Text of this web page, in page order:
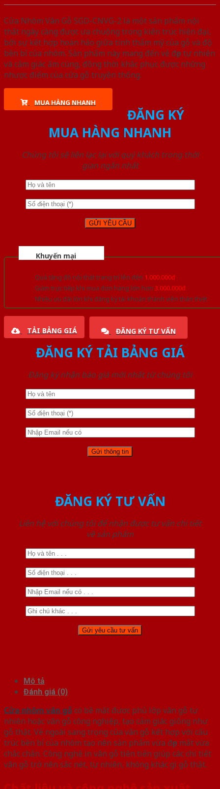
Cửa Nhôm Vân Gỗ SGD-CNVG-2 là một sản phẩm nội
thất ngày càng được ưa chuộng trong kiến trúc hiện đại,
bởi sự kết hợp hoàn hảo giữa tính thẩm mỹ của gỗ và độ
bền bỉ của nhôm. Sản phẩm này mang đến vẻ đẹp tự nhiên
và cảm giác ấm cúng, đồng thời khắc phục được những
nhược điểm của cửa gỗ truyền thống.
MUA HÀNG NHANH
ĐĂNG KÝ
MUA HÀNG NHANH
Chúng tôi sẽ liên lạc lại với quý khách trong thời
gian ngắn nhất
Khuyến mại
Quà tặng đồ nội thất trang trí lên đến 1.000.000đ
Giảm trực tiếp khi mua đơn hàng lớn hơn 3.000.000đ
Nhiều ưu đãi lớn khi đăng ký tài khoản thành viên thân thiết
TẢI BẢNG GIÁ ĐĂNG KÝ TƯ VẤN
ĐĂNG KÝ TẢI BẢNG GIÁ
Đăng ký nhận báo giá mới nhất từ chúng tôi
ĐĂNG KÝ TƯ VẤN
Liên hệ với chúng tôi để nhận được tư vấn chi tiết
về sản phẩm
Mô tả
Đánh giá (0)
Cửa nhôm vân gỗcó bề mặt được phủ lớp vân gỗ tự
nhiên hoặc vân gỗ công nghiệp, tạo cảm giác giống như
gỗ thật. Vẻ ngoài sang trọng của vân gỗ kết hợp với cấu
trúc bền bỉ của nhôm tạo nên sản phẩm vừa đẹp mắt vừa
chắc chắn. Công nghệ in vân gỗ tiên tiến giúp các chi tiết
vân gỗ trở nên sắc nét, tự nhiên, không khác gì gỗ thật.